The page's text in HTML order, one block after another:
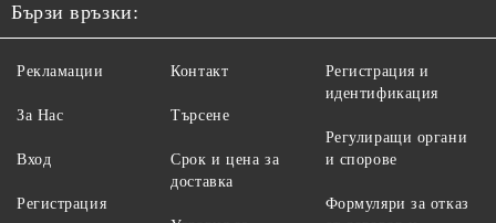
Бързи връзки:
Рекламации
За Нас
Вход
Регистрация
Контакт
Търсене
Срок и цена за
доставка
Регистрация и
идентификация
Регулиращи органи
и спорове
Формуляри за отказ